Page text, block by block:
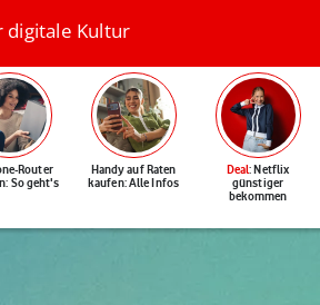
digitale Kultur
Router
So geht's
Handy auf Raten
kaufen: Alle Infos
Deal: Netflix
günstiger
bekommen